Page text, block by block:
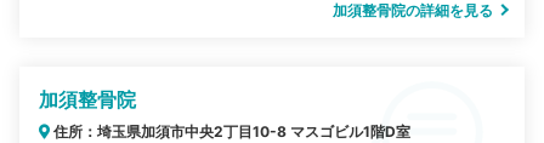
加須整骨院の詳細を見る
加須整骨院
住所：埼玉県加須市中央2丁目10-8 マスゴビル1階D室